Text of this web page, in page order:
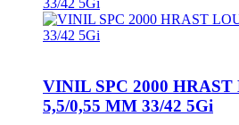
VINIL SPC 2000
5,5/0,55 MM 33/42 5Gi